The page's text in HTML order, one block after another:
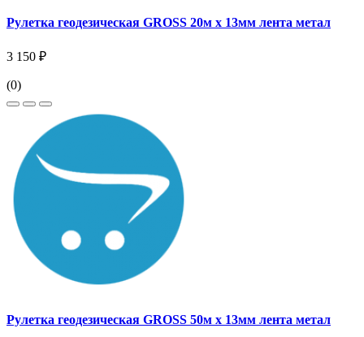
Рулетка геодезическая GROSS 20м х 13мм лента метал
3 150 ₽
(0)
Рулетка геодезическая GROSS 50м х 13мм лента метал